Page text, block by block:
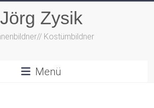
Jörg Zysik
Kostümbildner
Menü